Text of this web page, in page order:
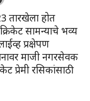
तारखेला होत
सामन्याचे भव्य
प्रक्षेपण
माजी नगरसेवक
प्रेमी रसिकांसाठी